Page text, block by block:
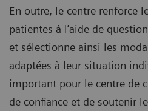
En outre, le centre renforce
patientes à l’aide de
et sélectionne ainsi les
adaptées à leur situation
important pour le centre de
de confiance et de soutenir